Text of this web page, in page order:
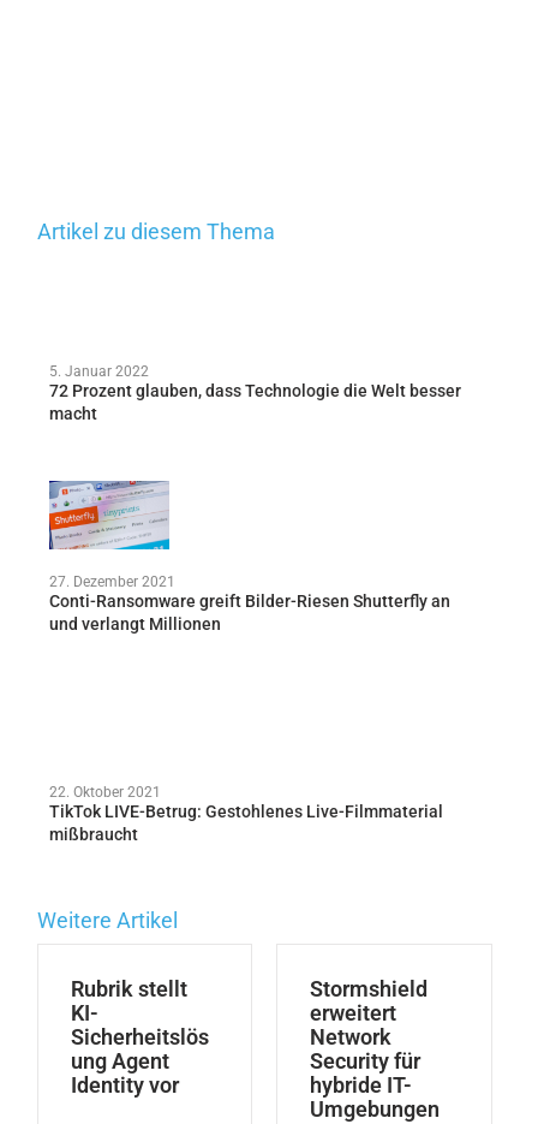
Artikel zu diesem Thema
5. Januar 2022
72 Prozent glauben, dass Technologie die Welt besser
macht
27. Dezember 2021
Conti-Ransomware greift Bilder-Riesen Shutterfly an
und verlangt Millionen
22. Oktober 2021
TikTok LIVE-Betrug: Gestohlenes Live-Filmmaterial
mißbraucht
Weitere Artikel
Rubrik stellt
KI-
Sicherheitslös
ung Agent
Identity vor
Stormshield
erweitert
Network
Security für
hybride IT-
Umgebungen